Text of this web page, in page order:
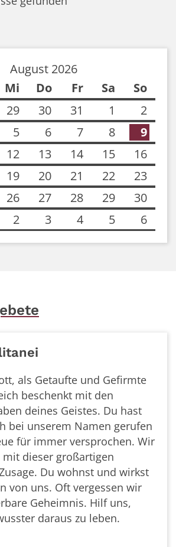
August 2026
Mi Do Fr Sa
So
29 30 31 1
2
5 6 7 8
9
12 13 14 15
16
19 20 21 22
23
26 27 28 29
30
2 3 4 5 6
als Getaufte und Gefirmte
beschenkt mit den
deines Geistes. Du hast
bei unserem Namen gerufen
für immer versprochen. Wir
dieser großartigen
Du wohnst und wirkst
von uns. Oft vergessen wir
Geheimnis. Hilf uns,
daraus zu leben.